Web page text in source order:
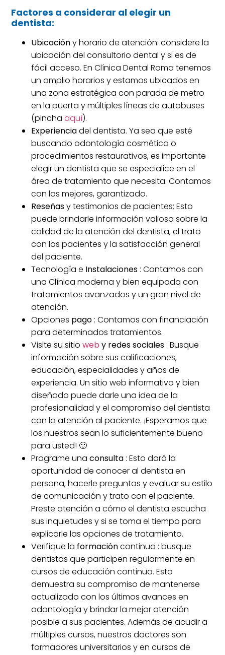
Factores a considerar al elegir un
dentista:
Ubicacióny horario de atención: considere la
ubicación del consultorio dental y si es de
fácil acceso. En Clínica Dental Roma tenemos
un amplio horarios y estamos ubicados en
una zona estratégica con parada de metro
en la puerta y múltiples líneas de autobuses
(pinchaaquí).
Experienciadel dentista. Ya sea que esté
buscando odontología cosmética o
procedimientos restaurativos, es importante
elegir un dentista que se especialice en el
área de tratamiento que necesita. Contamos
con los mejores, garantizado.
Reseñasy testimonios de pacientes: Esto
puede brindarle información valiosa sobre la
calidad de la atención del dentista, el trato
con los pacientes y la satisfacción general
del paciente.
Tecnología e Instalaciones : Contamos con
una Clínica moderna y bien equipada con
tratamientos avanzados y un gran nivel de
atención.
Opciones pago : Contamos con financiación
para determinados tratamientos.
Visite su sitioweb y redes sociales : Busque
información sobre sus calificaciones,
educación, especialidades y años de
experiencia. Un sitio web informativo y bien
diseñado puede darle una idea de la
profesionalidad y el compromiso del dentista
con la atención al paciente. ¡Esperamos que
los nuestros sean lo suficientemente bueno
para usted! 🙂
Programe unaconsulta : Esto dará la
oportunidad de conocer al dentista en
persona, hacerle preguntas y evaluar su estilo
de comunicación y trato con el paciente.
Preste atención a cómo el dentista escucha
sus inquietudes y si se toma el tiempo para
explicarle las opciones de tratamiento.
Verifique la formacióncontinua : busque
dentistas que participen regularmente en
cursos de educación continua. Esto
demuestra su compromiso de mantenerse
actualizado con los últimos avances en
odontología y brindar la mejor atención
posible a sus pacientes. Además de acudir a
múltiples cursos, nuestros doctores son
formadores universitarios y en cursos de